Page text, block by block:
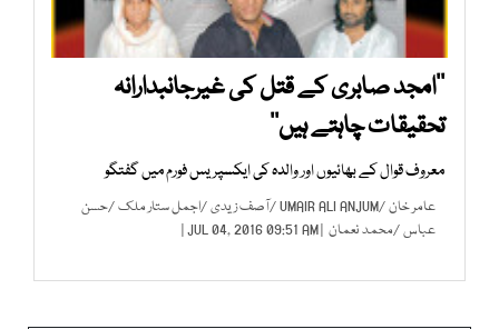
’’امجد صابری کے قتل کی غیرجانبدارانہ
تحقیقات چاہتے ہیں‘‘
معروف قوال کے بھائیوں اور والدہ کی ایکسپریس فورم میں گفتگو
عامر خان/
UMAIR ALI ANJUM
/آصف زیدی/اجمل ستار ملک/حسن
عباس/محمد نعمان | JUL 04, 2016 09:51 AM |